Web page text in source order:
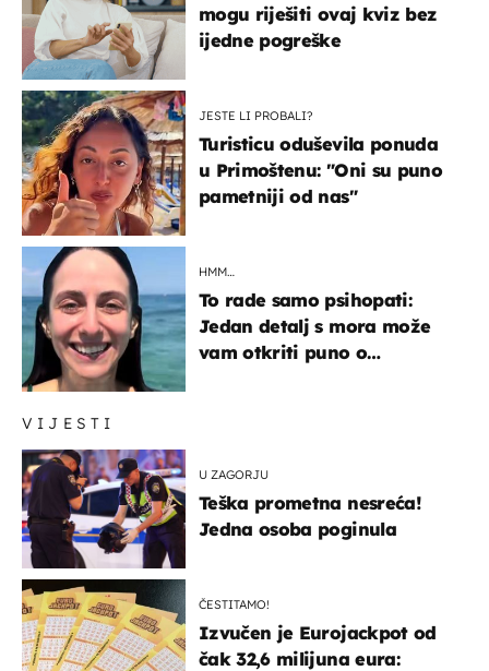
VIJESTI
U ZAGORJU
Teška prometna nesreća!
Jedna osoba poginula
ČESTITAMO!
Izvučen je Eurojackpot od
čak 32,6 milijuna eura:
mogu riješiti ovaj kviz bez
ijedne pogreške
JESTE LI PROBALI?
Turisticu oduševila ponuda
u Primoštenu: "Oni su puno
pametniji od nas"
HMM…
To rade samo psihopati:
Jedan detalj s mora može
vam otkriti puno o